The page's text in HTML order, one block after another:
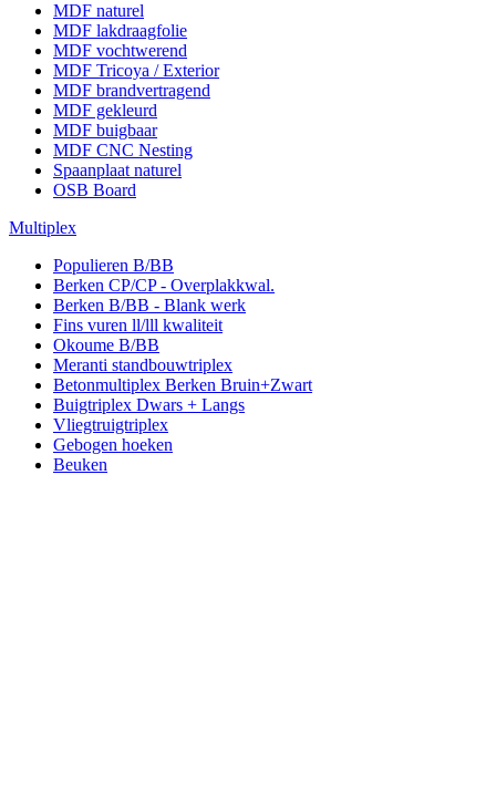
MDF naturel
MDF lakdraagfolie
MDF vochtwerend
MDF Tricoya / Exterior
MDF brandvertragend
MDF gekleurd
MDF buigbaar
MDF CNC Nesting
Spaanplaat naturel
OSB Board
Multiplex
Populieren B/BB
Berken CP/CP - Overplakkwal.
Berken B/BB - Blank werk
Fins vuren ll/lll kwaliteit
Okoume B/BB
Meranti standbouwtriplex
Betonmultiplex Berken Bruin+Zwart
Buigtriplex Dwars + Langs
Vliegtruigtriplex
Gebogen hoeken
Beuken